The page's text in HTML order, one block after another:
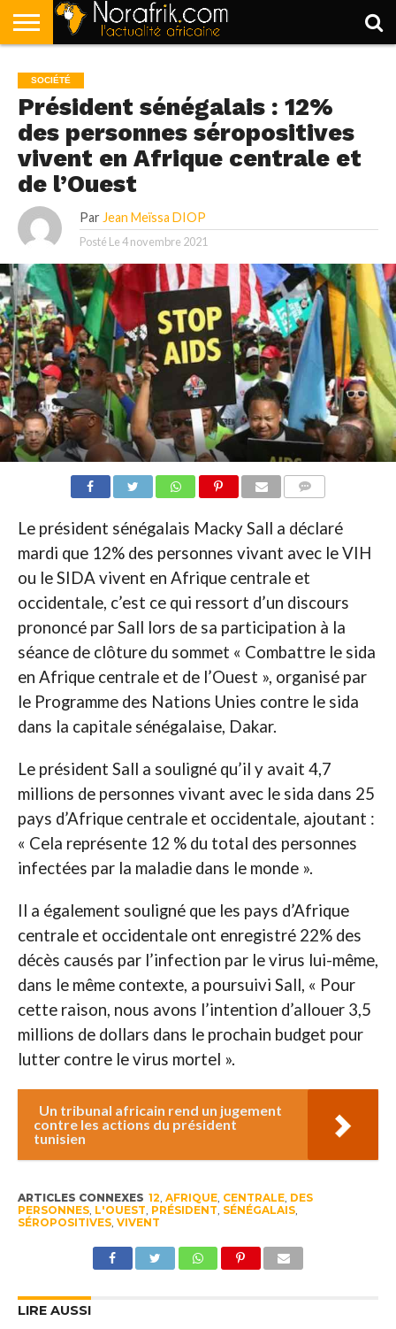
POLITIQUE
SOCIÉTÉ
ECONOMIE
SPORT
LIFESTYLE
SOCIÉTÉ
Président sénégalais : 12%
des personnes séropositives
vivent en Afrique centrale et
de l’Ouest
Par Jean Meïssa DIOP
Posté Le4 novembre 2021
Le président sénégalais Macky Sall a déclaré
mardi que 12% des personnes vivant avec le VIH
ou le SIDA vivent en Afrique centrale et
occidentale, c’est ce qui ressort d’un discours
prononcé par Sall lors de sa participation à la
séance de clôture du sommet « Combattre le sida
en Afrique centrale et de l’Ouest », organisé par
le Programme des Nations Unies contre le sida
dans la capitale sénégalaise, Dakar.
Le président Sall a souligné qu’il y avait 4,7
millions de personnes vivant avec le sida dans 25
pays d’Afrique centrale et occidentale, ajoutant :
« Cela représente 12 % du total des personnes
infectées par la maladie dans le monde ».
Il a également souligné que les pays d’Afrique
centrale et occidentale ont enregistré 22% des
décès causés par l’infection par le virus lui-même,
dans le même contexte, a poursuivi Sall, « Pour
cette raison, nous avons l’intention d’allouer 3,5
millions de dollars dans le prochain budget pour
lutter contre le virus mortel ».
Un tribunal africain rend un jugement
contre les actions du président
tunisien
ARTICLES CONNEXES 12, AFRIQUE, CENTRALE, DES
PERSONNES, L'OUEST, PRÉSIDENT, SÉNÉGALAIS,
SÉROPOSITIVES, VIVENT
LIRE AUSSI